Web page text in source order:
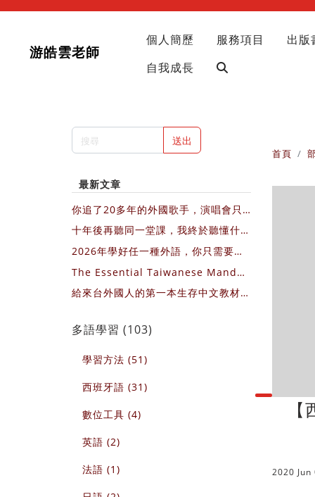
游皓雲老師
個人簡歷 服務項目
出版
自我成長
送出
最新文章
你追了20多年的外國歌手，演唱會只
會在歐美國家開，你會飛過去，還是繼
續等？
十年後再聽同一堂課，我終於聽懂什麼
叫不費力的教出影響力
2026年學好任一種外語，你只需要每
天3個10分鐘，圖文＋影片直接做給你
看
The Essential Taiwanese Mandar
in Textbook for Newcomers (Engl
ish Version)
給來台外國人的第一本生存中文教材：
多語學習 (103)
學習方法 (51)
西班牙語 (31)
數位工具 (4)
英語 (2)
法語 (1)
首頁
2020